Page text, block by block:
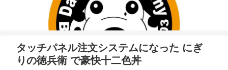
タッチパネル注文システムになった にぎ
りの徳兵衛 で豪快十二色丼